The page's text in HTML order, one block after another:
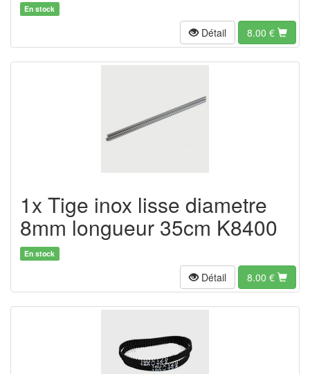
En stock
Détail 8.00 €
1x Tige inox lisse diametre
8mm longueur 35cm K8400
En stock
Détail 8.00 €